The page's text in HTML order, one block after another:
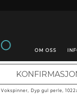
OM OSS
Vokspinner, Dyp gul perle,